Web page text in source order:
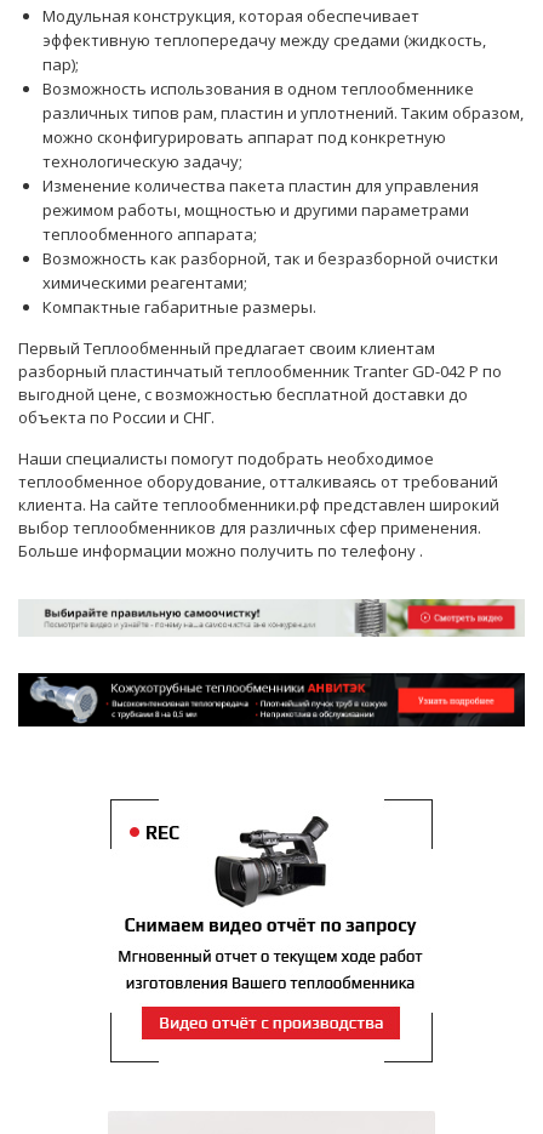
Модульная конструкция, которая обеспечивает
эффективную теплопередачу между средами (жидкость,
пар);
Возможность использования в одном теплообменнике
различных типов рам, пластин и уплотнений. Таким образом,
можно сконфигурировать аппарат под конкретную
технологическую задачу;
Изменение количества пакета пластин для управления
режимом работы, мощностью и другими параметрами
теплообменного аппарата;
Возможность как разборной, так и безразборной очистки
химическими реагентами;
Компактные габаритные размеры.
Первый Теплообменный предлагает своим клиентам
разборный пластинчатый теплообменник Tranter GD-042 P по
выгодной цене, с возможностью бесплатной доставки до
объекта по России и СНГ.
Наши специалисты помогут подобрать необходимое
теплообменное оборудование, отталкиваясь от требований
клиента. На сайте теплообменники.рф представлен широкий
выбор теплообменников для различных сфер применения.
Больше информации можно получить по телефону .